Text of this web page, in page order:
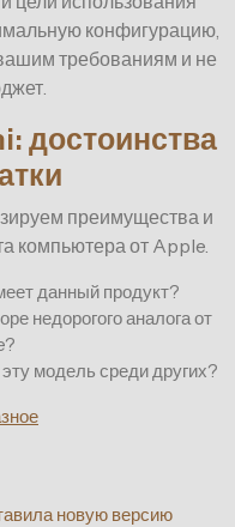
конфигурацию,
требованиям и не
достоинства
преимущества и
компьютера от Apple.
данный продукт?
недорогого аналога от
модель среди других?
новую версию